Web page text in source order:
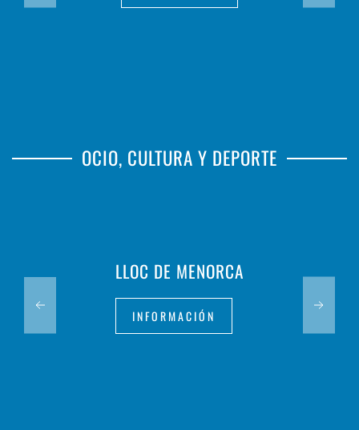
OCIO, CULTURA Y DEPORTE
LLOC DE MENORCA
INFORMACIÓN